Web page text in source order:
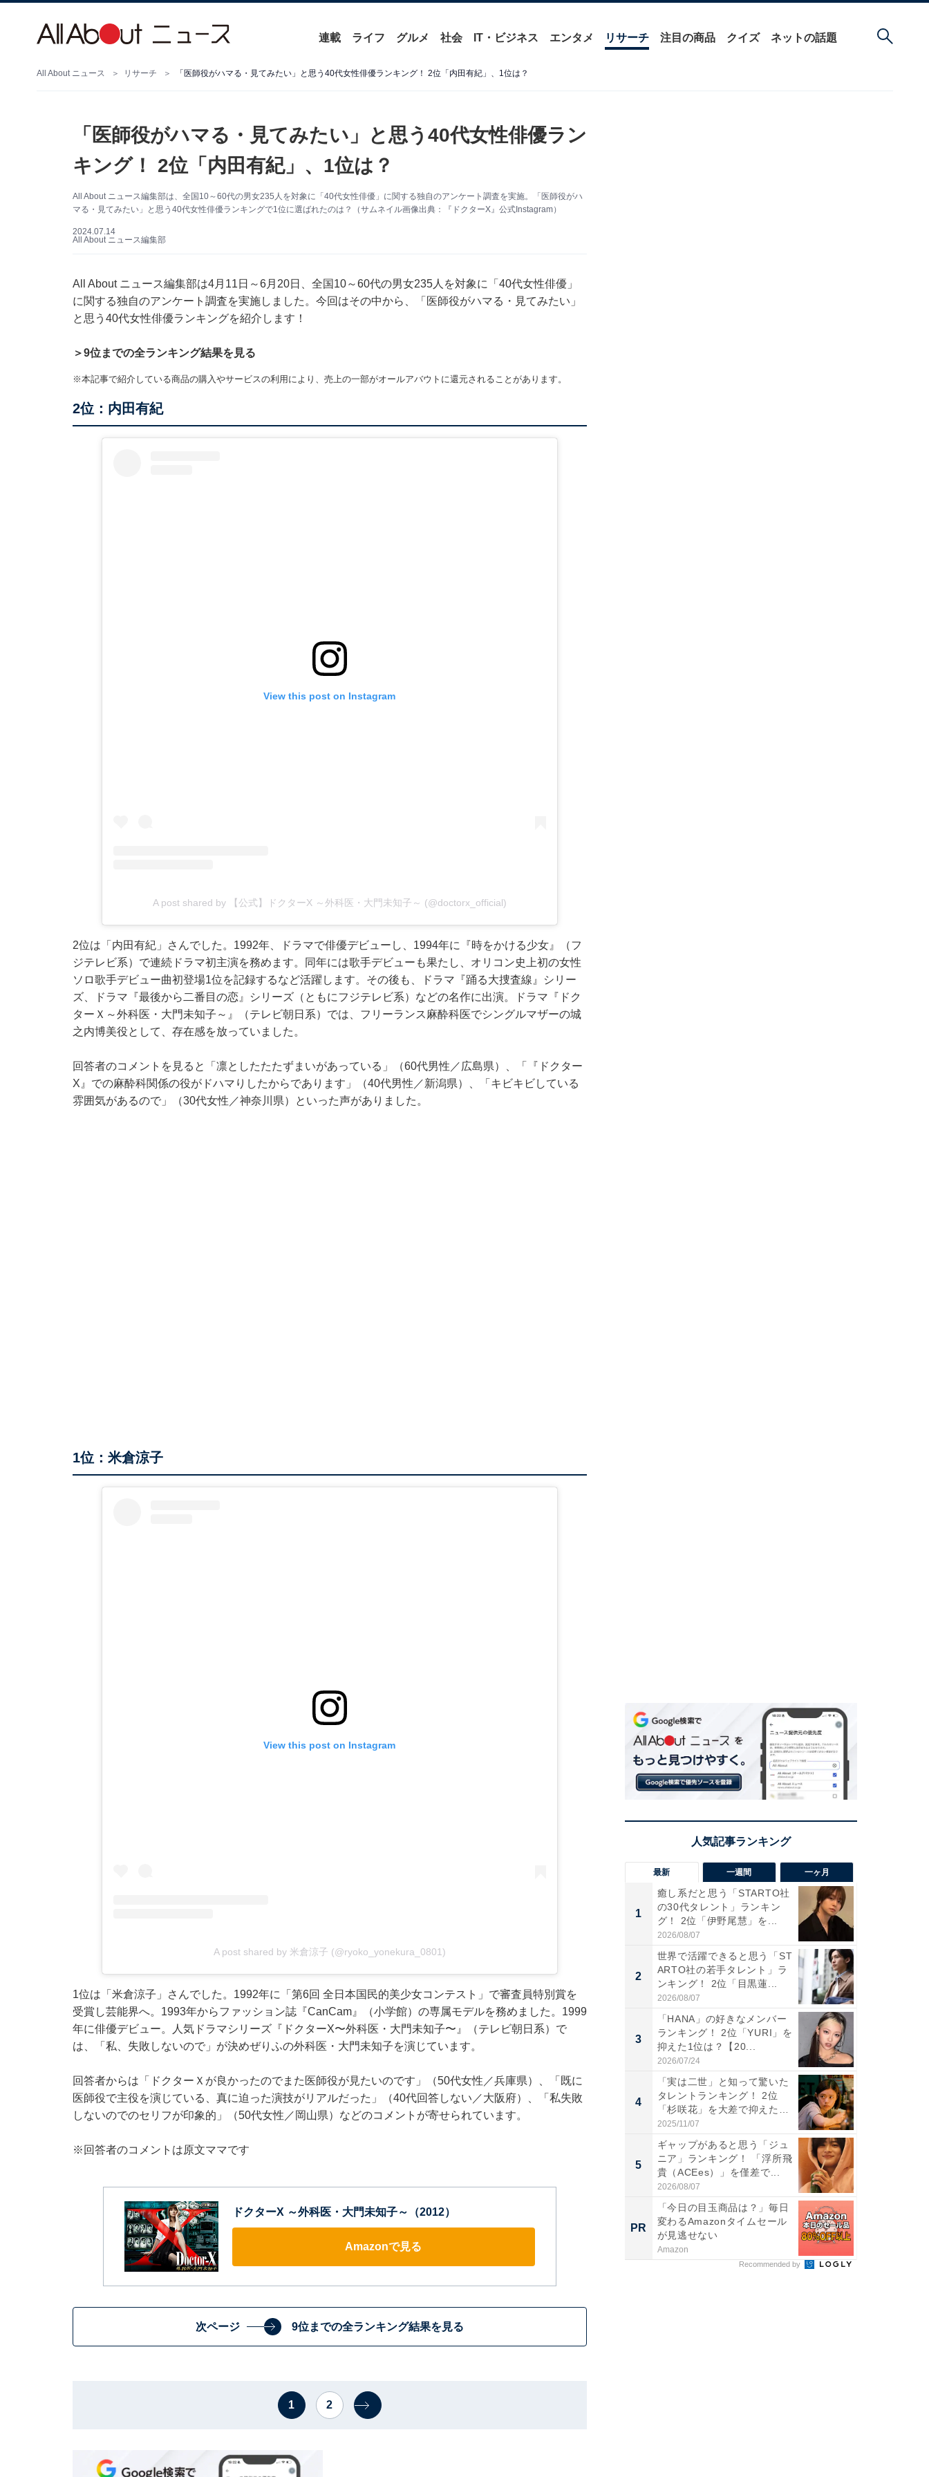
連載 ライフ グルメ 社会 IT・ビジネス エンタメ リサーチ 注目の商品 クイズ ネットの話題
All About ニュース リサーチ 「医師役がハマる・見てみたい」と思う40代女性俳優ランキング！ 2位「内田有紀」、1位は？
「医師役がハマる・見てみたい」と思う40代女性俳優ラン
キング！ 2位「内田有紀」、1位は？
All About ニュース編集部は、全国10～60代の男女235人を対象に「40代女性俳優」に関する独自のアンケート調査を実施。「医師役がハ
マる・見てみたい」と思う40代女性俳優ランキングで1位に選ばれたのは？（サムネイル画像出典：『ドクターX』公式Instagram）
2024.07.14
All About ニュース編集部
All About ニュース編集部は4月11日～6月20日、全国10～60代の男女235人を対象に「40代女性俳優」
に関する独自のアンケート調査を実施しました。今回はその中から、「医師役がハマる・見てみたい」
と思う40代女性俳優ランキングを紹介します！
＞9位までの全ランキング結果を見る
※本記事で紹介している商品の購入やサービスの利用により、売上の一部がオールアバウトに還元されることがあります。
2位：内田有紀
View this post on Instagram
A post shared by 【公式】ドクターX ～外科医・大門未知子～ (@doctorx_official)
2位は「内田有紀」さんでした。1992年、ドラマで俳優デビューし、1994年に『時をかける少女』（フ
ジテレビ系）で連続ドラマ初主演を務めます。同年には歌手デビューも果たし、オリコン史上初の女性
ソロ歌手デビュー曲初登場1位を記録するなど活躍します。その後も、ドラマ『踊る大捜査線』シリー
ズ、ドラマ『最後から二番目の恋』シリーズ（ともにフジテレビ系）などの名作に出演。ドラマ『ドク
ターＸ～外科医・大門未知子～』（テレビ朝日系）では、フリーランス麻酔科医でシングルマザーの城
之内博美役として、存在感を放っていました。
回答者のコメントを見ると「凛としたたたずまいがあっている」（60代男性／広島県）、「『ドクター
X』での麻酔科関係の役がドハマりしたからであります」（40代男性／新潟県）、「キビキビしている
雰囲気があるので」（30代女性／神奈川県）といった声がありました。
1位：米倉涼子
View this post on Instagram
A post shared by 米倉涼子 (@ryoko_yonekura_0801)
1位は「米倉涼子」さんでした。1992年に「第6回 全日本国民的美少女コンテスト」で審査員特別賞を
受賞し芸能界へ。1993年からファッション誌『CanCam』（小学館）の専属モデルを務めました。1999
年に俳優デビュー。人気ドラマシリーズ『ドクターX〜外科医・大門未知子〜』（テレビ朝日系）で
は、「私、失敗しないので」が決めぜりふの外科医・大門未知子を演じています。
回答者からは「ドクターＸが良かったのでまた医師役が見たいのです」（50代女性／兵庫県）、「既に
医師役で主役を演じている、真に迫った演技がリアルだった」（40代回答しない／大阪府）、「私失敗
しないのでのセリフが印象的」（50代女性／岡山県）などのコメントが寄せられています。
※回答者のコメントは原文ママです
ドクターX ～外科医・大門未知子～（2012）
Amazonで見る
次ページ 9位までの全ランキング結果を見る
1 2
最新 一週間 一ヶ月
1
癒し系だと思う「STARTO社
の30代タレント」ランキン
グ！ 2位「伊野尾慧」を...
2026/08/07
2
世界で活躍できると思う「ST
ARTO社の若手タレント」ラ
ンキング！ 2位「目黒蓮...
2026/08/07
3
「HANA」の好きなメンバー
ランキング！ 2位「YURI」を
抑えた1位は？【20...
2026/07/24
4
「実は二世」と知って驚いた
タレントランキング！ 2位
「杉咲花」を大差で抑えた1
位...
2025/11/07
5
ギャップがあると思う「ジュ
ニア」ランキング！ 「浮所飛
貴（ACEes）」を僅差で...
2026/08/07
PR
「今日の目玉商品は？」毎日
変わるAmazonタイムセール
が見逃せない
Amazon
Recommended by